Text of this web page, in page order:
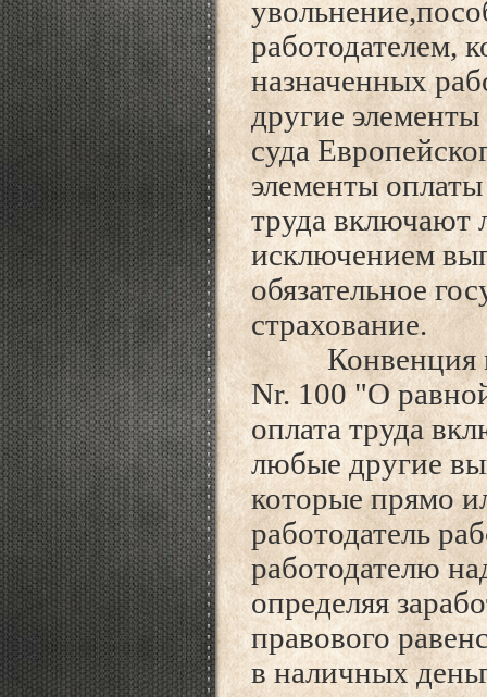
работодателем,
назначенных
другие
суда
элементы
труда включают
исключением
обязательное
страхование.
Конвенция
Nr. 100 "О
оплата труда
любые другие
которые прямо
работодатель
работодателю
определяя
правового
в наличных